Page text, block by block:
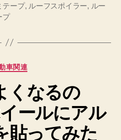
テープ, ルーフスポイラー, ルー
プ
カ
ゴ
リ
ー
車関連
くなるの
ールにアル
貼ってみた